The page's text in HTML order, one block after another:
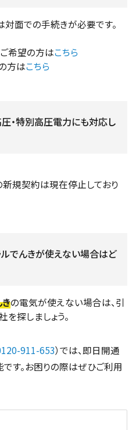
面での手続きが必要です。
希望の方はこちら
方はこちら
・特別高圧電力にも対応し
新規契約は現在停止しており
でんきが使えない場合はど
の電気が使えない場合は、引
探しましょう。
911-653）では、即日開通
す。お困りの際はぜひご利用